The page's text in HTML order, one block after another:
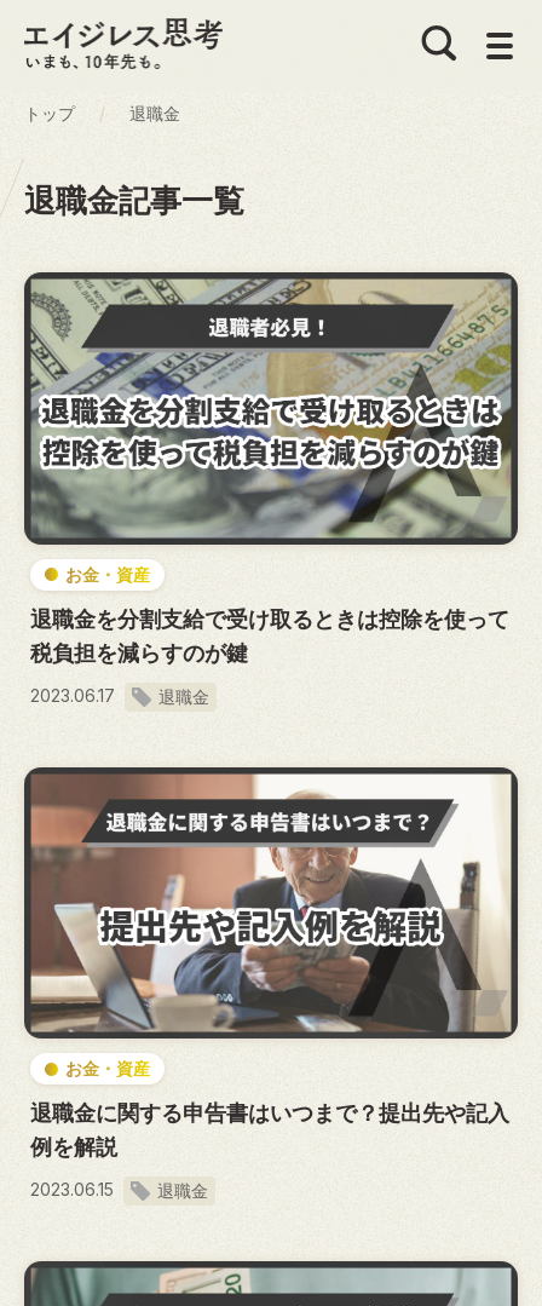
トップ 退職金
退職金記事一覧
お金・資産
退職金を分割支給で受け取るときは控除を使って
税負担を減らすのが鍵
2023.06.17 退職金
お金・資産
退職金に関する申告書はいつまで？提出先や記入
例を解説
2023.06.15 退職金